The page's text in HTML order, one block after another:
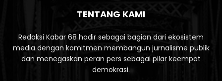
TENTANG KAMI
Redaksi Kabar 68 hadir sebagai bagian dari ekosistem
media dengan komitmen membangun jurnalisme publik
dan menegaskan peran pers sebagai pilar keempat
demokrasi.